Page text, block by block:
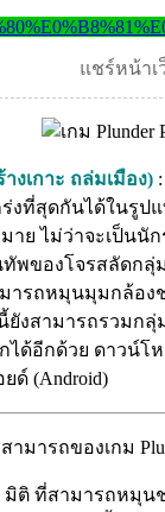
แชร์หน้าเ
งเกาะ ถล่มเมือง)
งที่สุดกันได้ในรูป
ย ไม่ว่าจะเป็นนั
พของโจรสลัดก
ารถหมุนมุมกล้อ
ยังสามารถรวมก
ด้อีกด้วย ดาวน์โ
ด์ (Android)
มารถของเกม
มิติ ที่สามารถหมุ